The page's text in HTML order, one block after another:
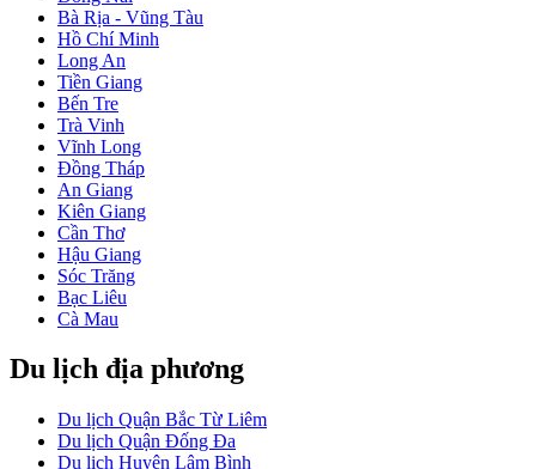
Bà Rịa - Vũng Tàu
Hồ Chí Minh
Long An
Tiền Giang
Bến Tre
Trà Vinh
Vĩnh Long
Đồng Tháp
An Giang
Kiên Giang
Cần Thơ
Hậu Giang
Sóc Trăng
Bạc Liêu
Cà Mau
Du lịch địa phương
Du lịch Quận Bắc Từ Liêm
Du lịch Quận Đống Đa
Du lịch Huyện Lâm Bình